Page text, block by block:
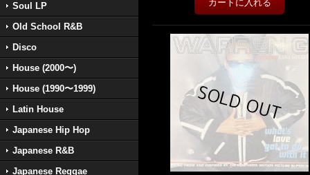
Soul LP
Old School R&B
Disco
House (2000〜)
House (1990〜1999)
Latin House
Japanese Hip Hop
Japanese R&B
Japanese Reggae